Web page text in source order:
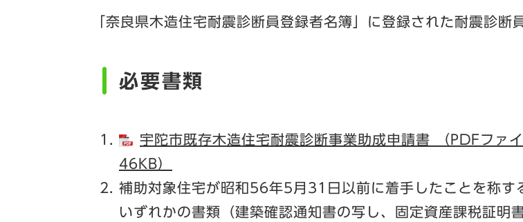
「奈良県木造住宅耐震診断員登録者名簿」に登録された耐震診断
必要書類
宇陀市既存木造住宅耐震診断事業助成申請書 （PDFファイ
46KB）
補助対象住宅が昭和56年5月31日以前に着手したことを称す
いずれかの書類（建築確認通知書の写し、固定資産課税証明